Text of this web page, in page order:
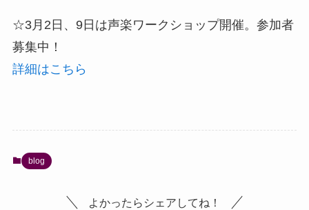
☆3月2日、9日は声楽ワークショップ開催。参加者
募集中！
詳細はこちら
blog
よかったらシェアしてね！